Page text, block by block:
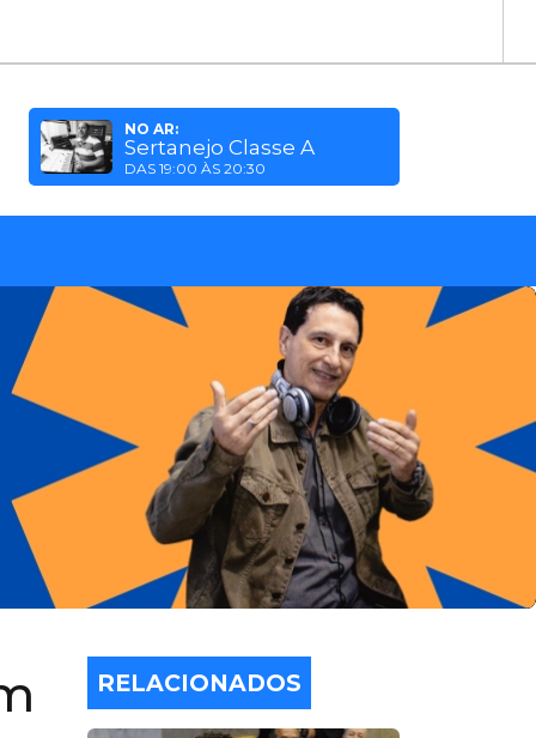
NO AR:
Sertanejo Classe A
DAS 19:00 ÀS 20:30
RELACIONADOS